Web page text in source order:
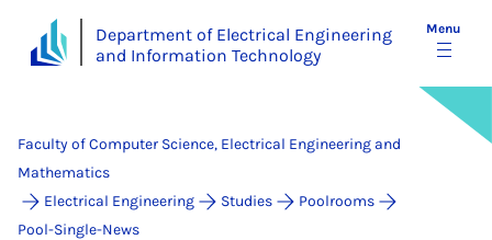
Department of Electrical Engineering
and Information Technology
Menu
Faculty of Computer Science, Electrical Engineering and
Mathematics
Electrical Engineering
Studies
Poolrooms
Pool-Single-News